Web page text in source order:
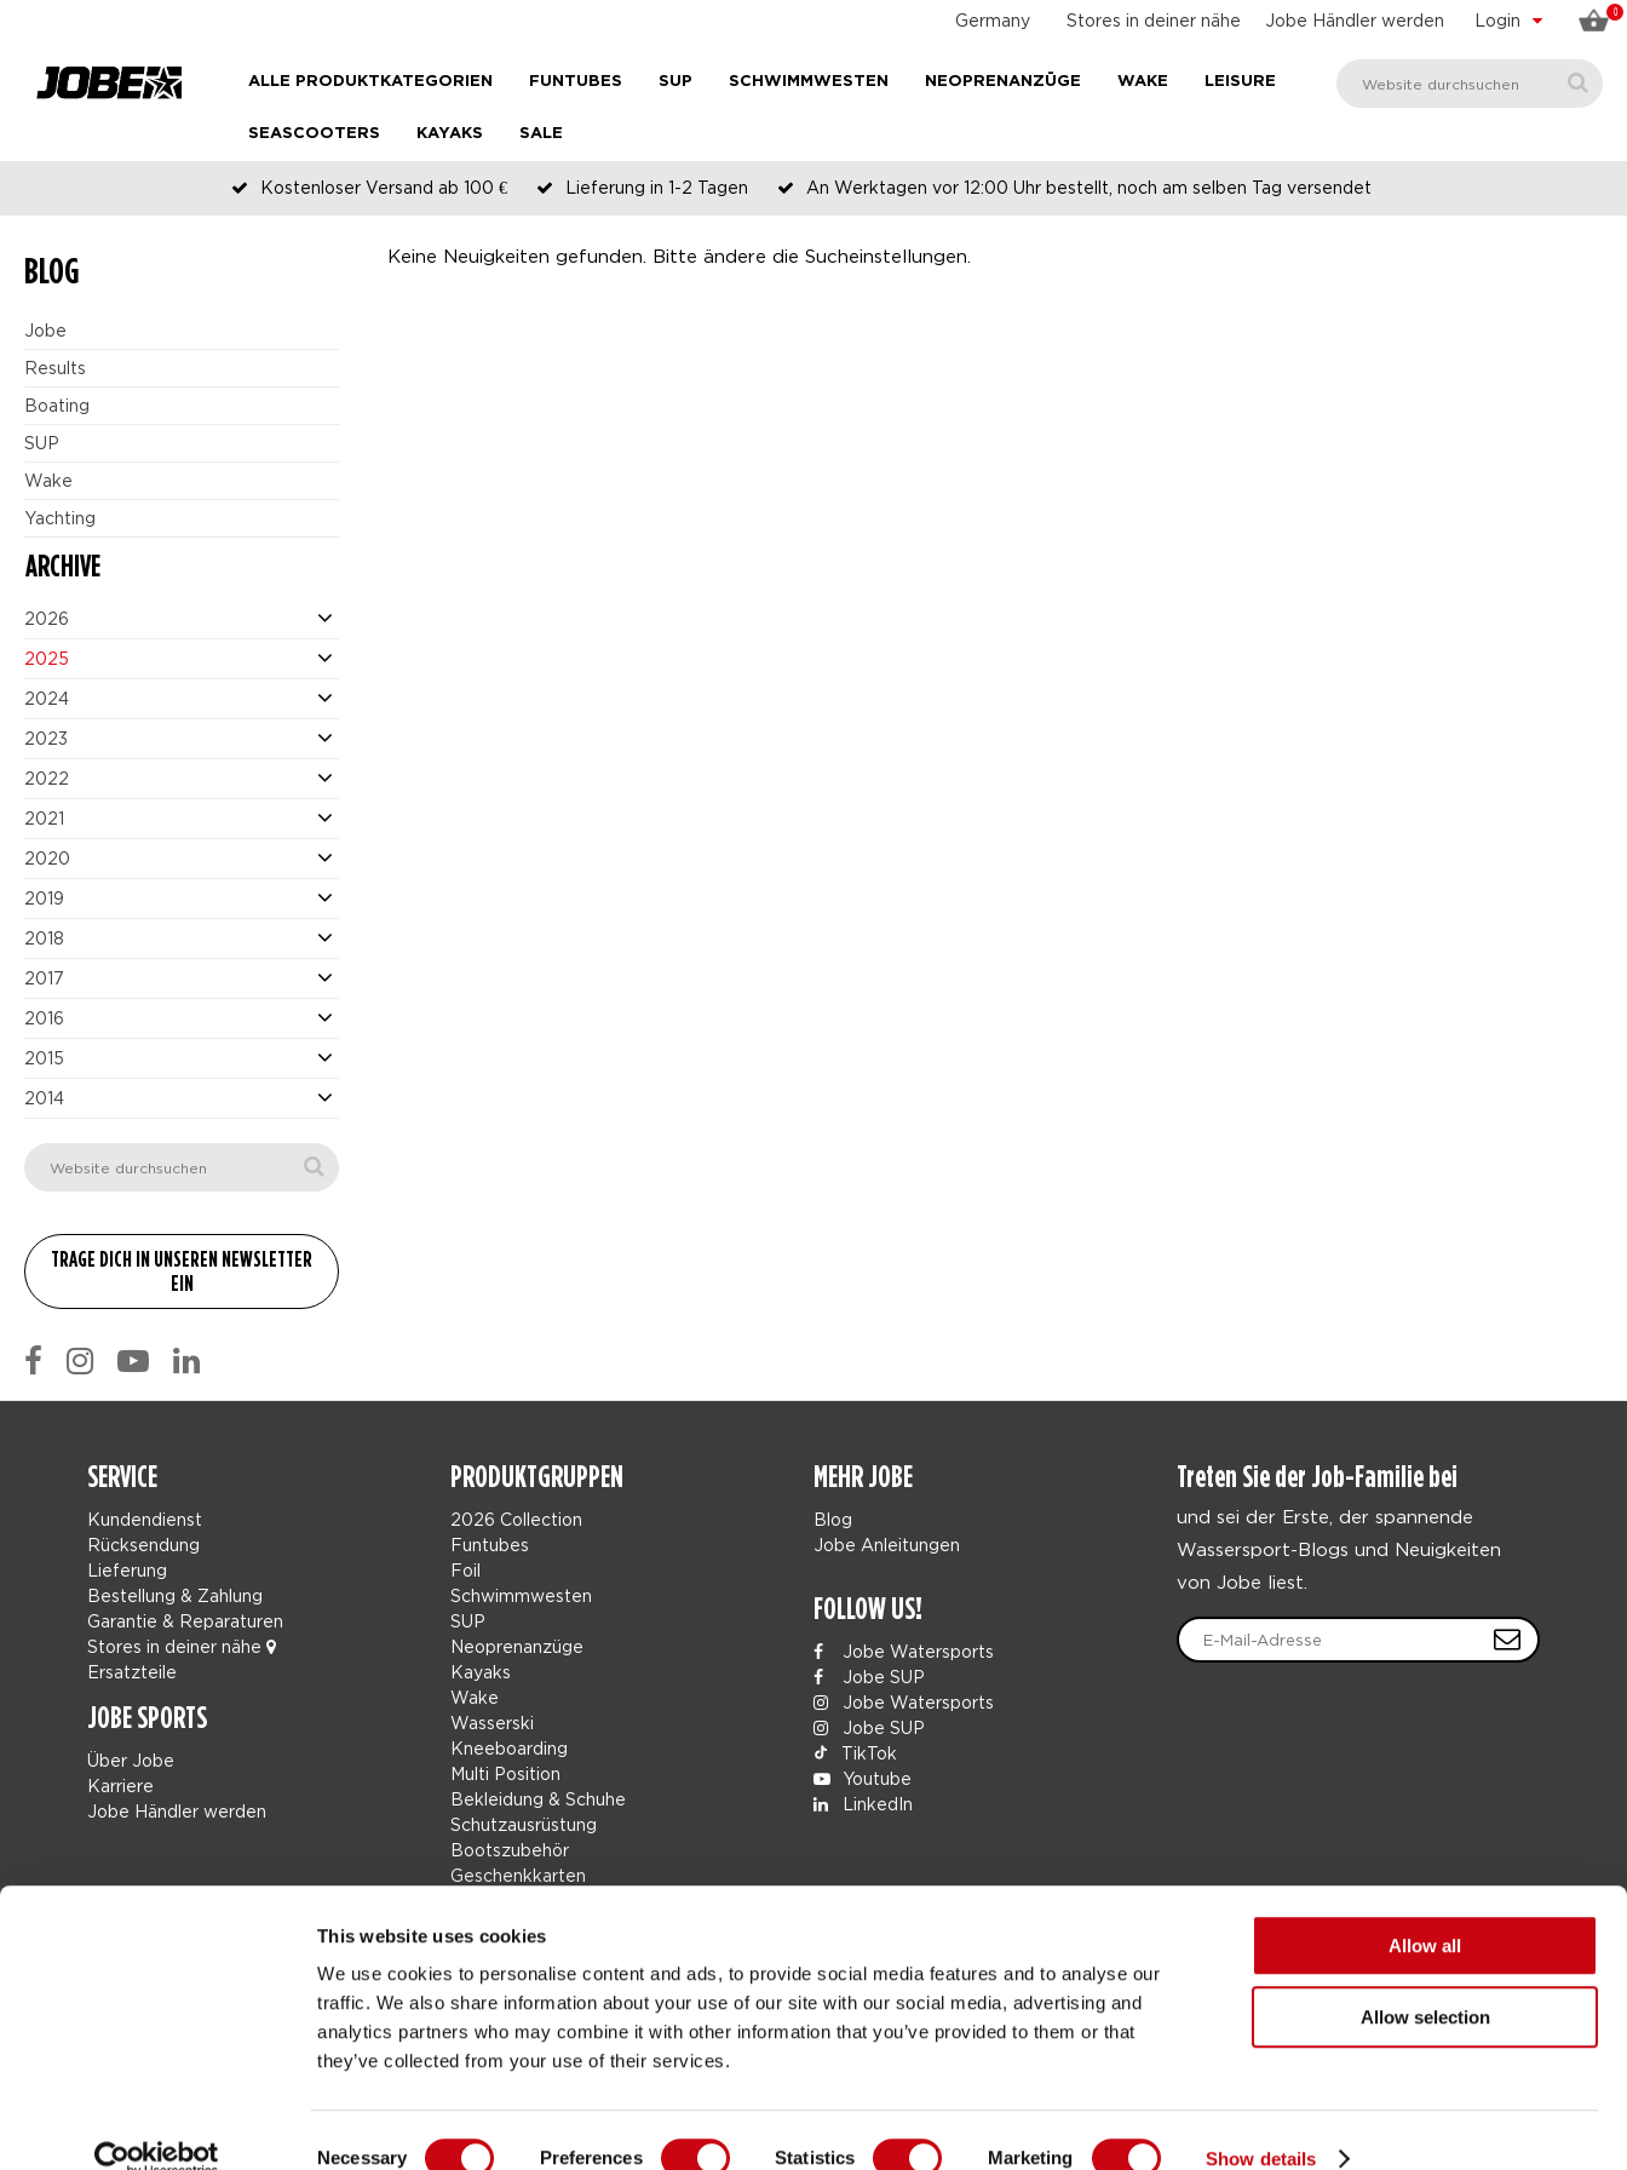
This website uses cookies
We use cookies to personalise content and ads, to provide social media features and to analyse our
traffic. We also share information about your use of our site with our social media, advertising and
analytics partners who may combine it with other information that you’ve provided to them or that
they’ve collected from your use of their services.
Necessary Preferences Statistics Marketing Show details
Allow all
Allow selection
0
Login
Jobe Händler werden
Stores in deiner nähe
Germany
ALLE PRODUKTKATEGORIEN FUNTUBES SUP SCHWIMMWESTEN NEOPRENANZÜGE WAKE LEISURE
SEASCOOTERS KAYAKS SALE
Kostenloser Versand ab 100 € Lieferung in 1-2 Tagen
An Werktagen vor 12:00 Uhr bestellt, noch am selben Tag versendet
Zahlen Sie später oder in Teilen
BLOG
Jobe
Results
Boating
SUP
Wake
Yachting
ARCHIVE
2026
2025
2024
2023
2022
2021
2020
2019
2018
2017
2016
2015
2014
Keine Neuigkeiten gefunden. Bitte ändere die Sucheinstellungen.
SERVICE
Kundendienst
Rücksendung
Lieferung
Bestellung & Zahlung
Garantie & Reparaturen
Stores in deiner nähe
Ersatzteile
JOBE SPORTS
Über Jobe
Karriere
Jobe Händler werden
PRODUKTGRUPPEN
2026 Collection
Funtubes
Foil
Schwimmwesten
SUP
Neoprenanzüge
Kayaks
Wake
Wasserski
Kneeboarding
Multi Position
Bekleidung & Schuhe
Schutzausrüstung
Bootszubehör
Geschenkkarten
Collaborations
SALE
Mix & Match
Ersatzteile
MEHR JOBE
Blog
Jobe Anleitungen
FOLLOW US!
Jobe Watersports
Jobe SUP
Jobe Watersports
Jobe SUP
TikTok
Youtube
LinkedIn
Treten Sie der Job-Familie bei
und sei der Erste, der spannende
Wassersport-Blogs und Neuigkeiten
von Jobe liest.
Germany
Allgemeine Geschäftsbedingungen
Zugänglichkeit